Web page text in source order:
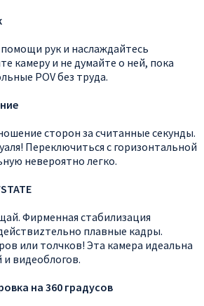
рук и наслаждайтесь
камеру и не думайте о ней, пока
POV без труда.
сторон за считанные секунды.
Переключиться с горизонтальной
невероятно легко.
Фирменная стабилизация
плавные кадры.
или толчков! Эта камера идеальна
и видеоблогов.
на 360 градусов